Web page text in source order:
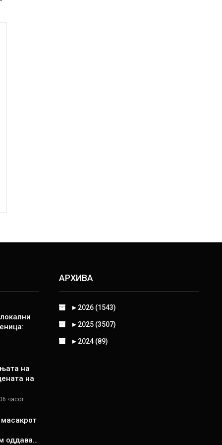
на
на
часот.
масакрот
оддава…
АРХИВА
► 2026 (1543)
► 2025 (3507)
► 2024 (89)